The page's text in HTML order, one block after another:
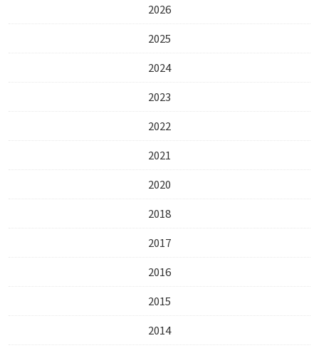
2026
2025
2024
2023
2022
2021
2020
2018
2017
2016
2015
2014